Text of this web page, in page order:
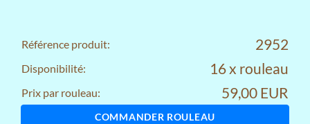
Référence produit: 2952
Disponibilité: 16 x rouleau
Prix par rouleau: 59,00 EUR
COMMANDER ROULEAU